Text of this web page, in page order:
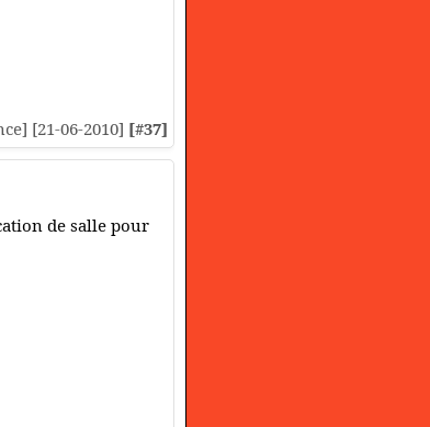
[21-06-2010] [#37]
de salle pour